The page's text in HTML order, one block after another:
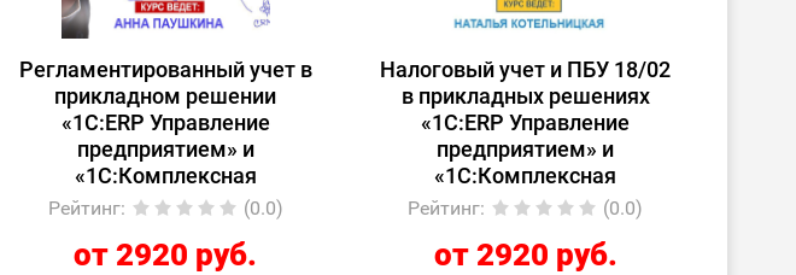
Регламентированный учет в
прикладном решении
«1С:ERP Управление
предприятием» и
«1С:Комплексная
автоматизация»
Рейтинг: (0.0)
от 2920 руб.
Налоговый учет и ПБУ 18/02
в прикладных решениях
«1С:ERP Управление
предприятием» и
«1С:Комплексная
автоматизация»
Рейтинг: (0.0)
от 2920 руб.